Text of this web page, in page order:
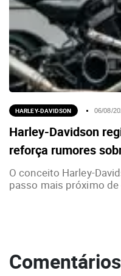
HARLEY-DAVIDSON 06/08/
Harley-Davidson
reforça rumores
O conceito Harley-
passo mais próximo de
Comentários